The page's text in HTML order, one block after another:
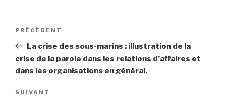
Navigation
l’article
Article
précédent
PRÉCÉDENT
La crise des sous-marins : illustration de la
crise de la parole dans les relations d’affaires et
dans les organisations en général.
Article
SUIVANT